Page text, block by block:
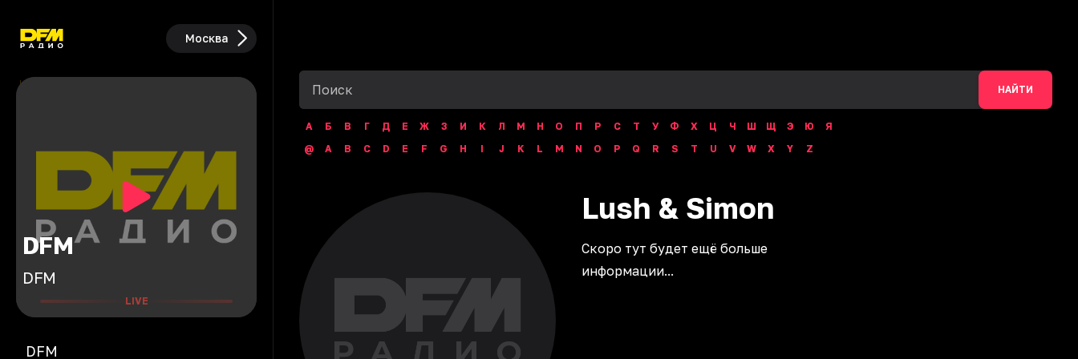
Москва
DFM
DFM
LIVE
DFM
НАЙТИ
А Б В Г Д Е Ж З И К Л М Н О П Р С Т У Ф Х Ц Ч Ш Щ Э Ю
Я
@
A B C D E F G H I J K L M N O P Q R S T U V W X Y Z
Lush & Simon
Скоро тут будет ещё больше
информации...